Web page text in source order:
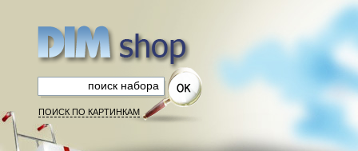
ПОИСК ПО КАРТИНКАМ